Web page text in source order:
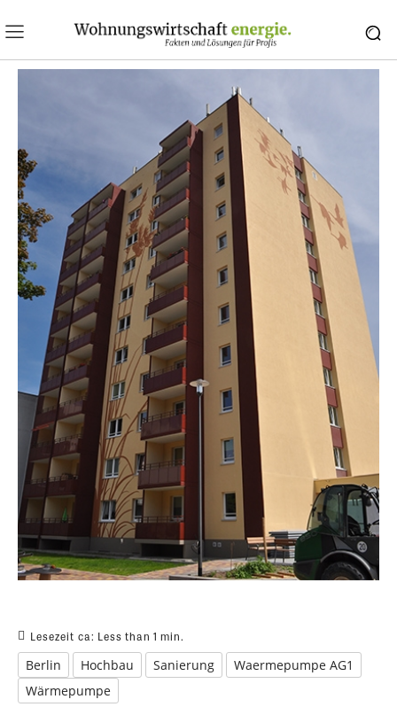
Lesezeit ca: Less than 1 min.
Berlin Hochbau Sanierung
Waermepumpe AG1
Wärmepumpe